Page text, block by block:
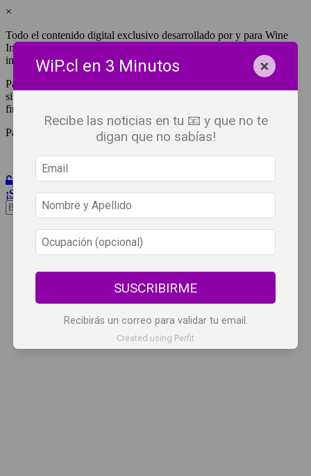
×
Todo el contenido digital exclusivo desarrollado por y para Wine
Independent Press Chile, cuenta con derechos de propiedad
intelectual.
Para tener acceso a una copia y/o impresión de cualquiera de ellos
sin fines de lucro, debes ser #SuscriptorWiP.^Para su réplica con
fines comerciales debes contactar al e-mail
Pagas una sola vez al año y disfrutas por 12 meses.
Iniciar Sesión
¡Suscribete! BeneficiosWiP
Buscar:
Síguenos
WiP.cl en 3 Minutos ×
Recibe las noticias en tu 📧 y que no te
digan que no sabías!
SUSCRIBIRME
Recibirás un correo para validar tu email.
Created using Perfit